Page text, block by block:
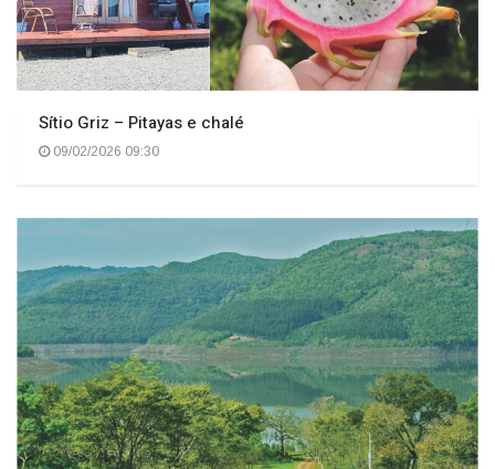
Sítio Griz – Pitayas e chalé
09/02/2026 09:30